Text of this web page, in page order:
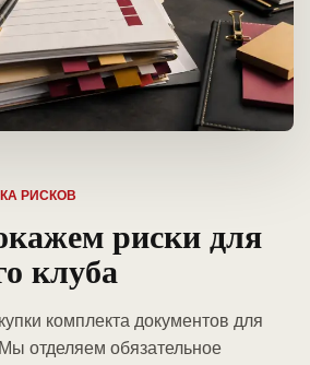
РИСКОВ
риски для
клуба
комплекта документов для
отделяем обязательное